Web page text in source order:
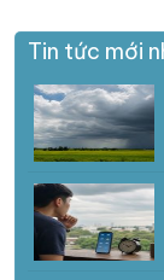
Tin tức mới